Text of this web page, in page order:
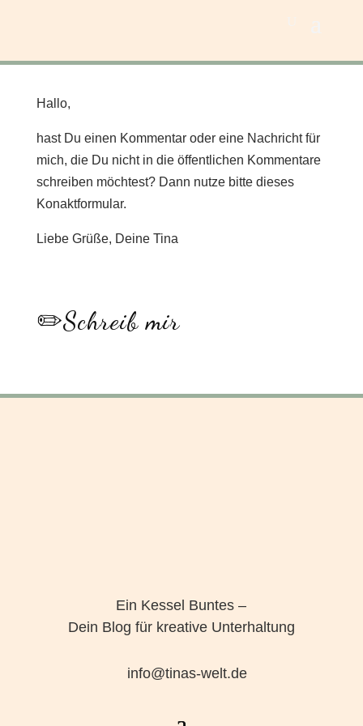
Hallo,
hast Du einen Kommentar oder eine Nachricht für
mich, die Du nicht in die öffentlichen Kommentare
schreiben möchtest? Dann nutze bitte dieses
Konaktformular.
Liebe Grüße, Deine Tina
✏️Schreib mir
Ein Kessel Buntes –
Dein Blog für kreative Unterhaltung
info@tinas-welt.de